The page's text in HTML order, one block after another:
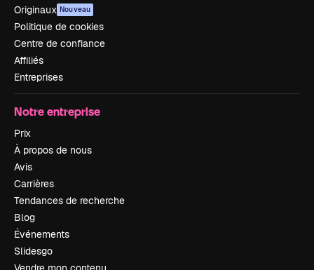
Originaux Nouveau
Politique de cookies
Centre de confiance
Affiliés
Entreprises
Notre entreprise
Prix
À propos de nous
Avis
Carrières
Tendances de recherche
Blog
Événements
Slidesgo